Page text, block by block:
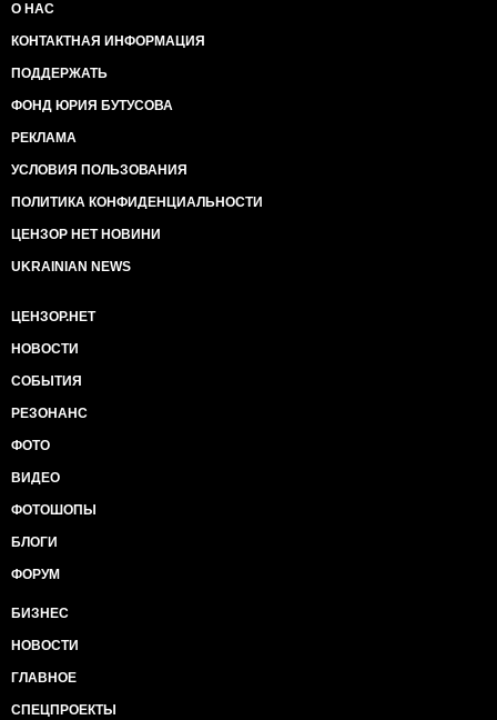
О НАС
КОНТАКТНАЯ ИНФОРМАЦИЯ
ПОДДЕРЖАТЬ
ФОНД ЮРИЯ БУТУСОВА
РЕКЛАМА
УСЛОВИЯ ПОЛЬЗОВАНИЯ
ПОЛИТИКА КОНФИДЕНЦИАЛЬНОСТИ
ЦЕНЗОР НЕТ НОВИНИ
UKRAINIAN NEWS
ЦЕНЗОР.НЕТ
НОВОСТИ
СОБЫТИЯ
РЕЗОНАНС
ФОТО
ВИДЕО
ФОТОШОПЫ
БЛОГИ
ФОРУМ
БИЗНЕС
НОВОСТИ
ГЛАВНОЕ
СПЕЦПРОЕКТЫ